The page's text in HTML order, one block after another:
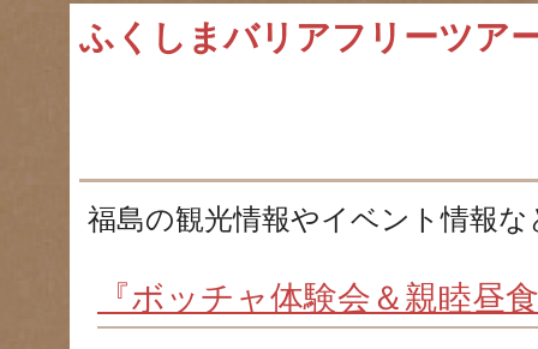
ふくしまバリアフリーツア
福島の観光情報やイベント情報
『ボッチャ体験会＆親睦昼